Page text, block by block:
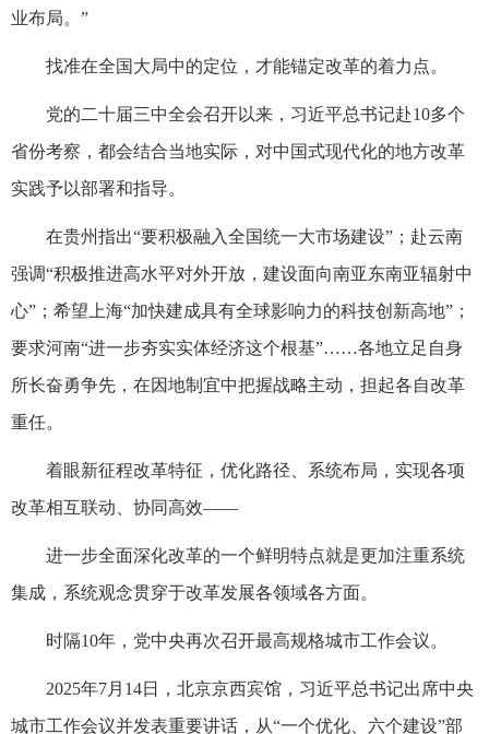
业布局。”
找准在全国大局中的定位，才能锚定改革的着力点。
党的二十届三中全会召开以来，习近平总书记赴10多个
省份考察，都会结合当地实际，对中国式现代化的地方改革
实践予以部署和指导。
在贵州指出“要积极融入全国统一大市场建设”；赴云南
强调“积极推进高水平对外开放，建设面向南亚东南亚辐射中
心”；希望上海“加快建成具有全球影响力的科技创新高地”；
要求河南“进一步夯实实体经济这个根基”……各地立足自身
所长奋勇争先，在因地制宜中把握战略主动，担起各自改革
重任。
着眼新征程改革特征，优化路径、系统布局，实现各项
改革相互联动、协同高效——
进一步全面深化改革的一个鲜明特点就是更加注重系统
集成，系统观念贯穿于改革发展各领域各方面。
时隔10年，党中央再次召开最高规格城市工作会议。
2025年7月14日，北京京西宾馆，习近平总书记出席中央
城市工作会议并发表重要讲话，从“一个优化、六个建设”部